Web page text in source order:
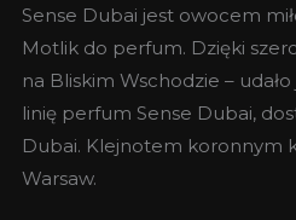
Sense Dubai jest owocem
Motlik do perfum. Dzięki
na Bliskim Wschodzie –
linię perfum Sense Dubai,
Dubai. Klejnotem koronnym
Warsaw.